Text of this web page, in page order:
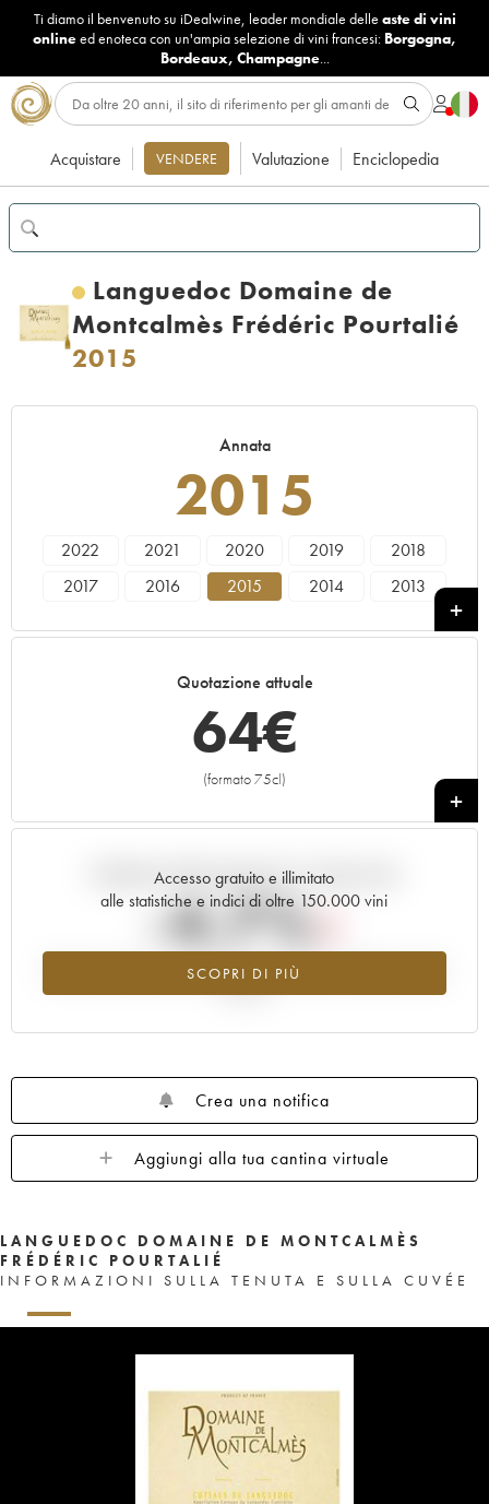
Ti diamo il benvenuto su iDealwine, leader mondiale delle aste di vini
onlineed enoteca con un'ampia selezione di vini francesi: Borgogna,
Bordeaux, Champagne...
Acquistare VENDERE Valutazione Enciclopedia
Languedoc Domaine de
Montcalmès Frédéric Pourtalié
2015
Annata
2015
2022 2021 2020 2019
2018
2017
2016 2015 2014
2013
Quotazione attuale
64€
(formato 75cl)
+
Accesso gratuito e illimitato
alle statistiche e indici di oltre 150.000 vini
SCOPRI DI PIÙ
Andamento della quotazione in tempo reale
-4.7%
Tendenza al ribasso per il valore dell'annata 2015 nel 2026 rispetto
Crea una notifica
Aggiungi alla tua cantina virtuale
LANGUEDOC DOMAINE DE MONTCALMÈS
FRÉDÉRIC POURTALIÉ
INFORMAZIONI SULLA TENUTA E SULLA CUVÉE